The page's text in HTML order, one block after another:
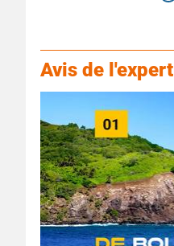
Avis de l'expert